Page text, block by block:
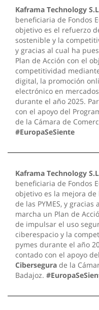
Kaframa Technology
beneficiaria de Fondos
objetivo es el refuerzo
sostenible y la
y gracias al cual ha
Plan de Acción con el
competitividad
digital, la promoción
electrónico en
durante el año 2025.
con el apoyo del
de la Cámara de
#EuropaSeSiente
Kaframa Technology
beneficiaria de Fondos
objetivo es la mejora
de las PYMES, y
marcha un Plan de
de impulsar el uso
ciberespacio y la
pymes durante el año
contado con el apoyo
Cibersegura de la
Badajoz.